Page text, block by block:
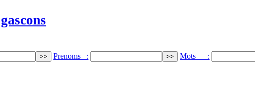
Prenoms : Mots :